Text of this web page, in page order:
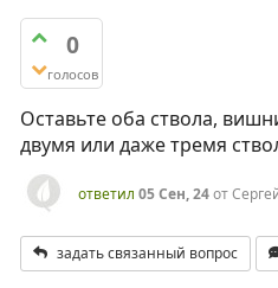
0
голосов
Оставьте оба ствола,
двумя или даже тремя
ответил 05 Сен, 24от
задать связанный вопрос